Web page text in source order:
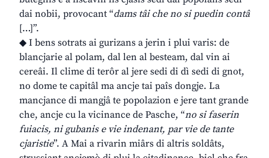
dai nobii, provocant “dams tâi che no si puedin contâ
[…]”.
◆ I bens sotrats ai gurizans a jerin i plui varis: de
blancjarie al polam, dal len al besteam, dal vin ai
cereâi. Il clime di terôr al jere sedi di dì sedi di gnot,
no dome te capitâl ma ancje tai paîs dongje. La
mancjance di mangjâ te popolazion e jere tant grande
che, ancje cu la vicinance de Pasche, “no si faserin
fuiacis, ni gubanis e vie indenant, par vie de tante
cjaristie”. A Mai a rivarin miârs di altris soldâts,